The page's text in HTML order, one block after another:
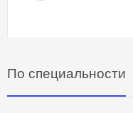
По специальности